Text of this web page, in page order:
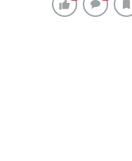
Ahmet Sonuç jahrein